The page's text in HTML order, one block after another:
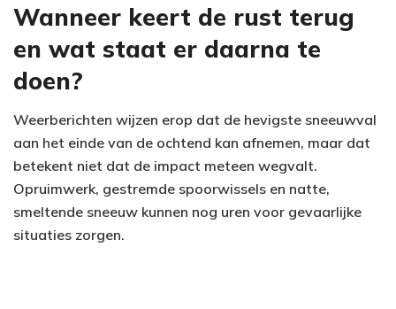
Wanneer keert de rust terug
en wat staat er daarna te
doen?
Weerberichten wijzen erop dat de hevigste sneeuwval
aan het einde van de ochtend kan afnemen, maar dat
betekent niet dat de impact meteen wegvalt.
Opruimwerk, gestremde spoorwissels en natte,
smeltende sneeuw kunnen nog uren voor gevaarlijke
situaties zorgen.